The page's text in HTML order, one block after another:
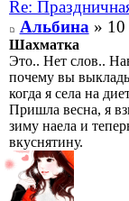
Re:
Альбина »
Шахматка
Это.. Нет слов..
почему вы
когда я села на
Пришла весна, я
зиму наела и
вкуснятину.